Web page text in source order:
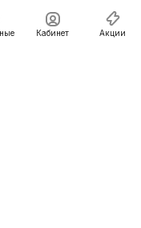
Кабинет Акции